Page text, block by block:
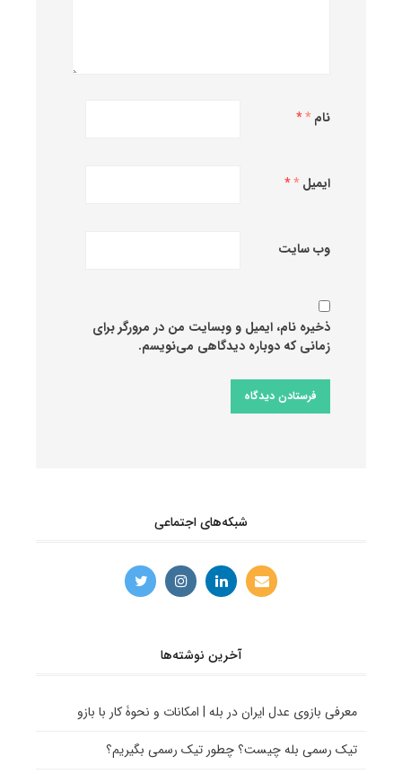
نام*
ایمیل*
وب‌ سایت
ذخیره نام، ایمیل و وبسایت من در مرورگر برای
زمانی که دوباره دیدگاهی می‌نویسم.
شبکه‌های اجتماعی
آخرین نوشته‌ها
معرفی بازوی عدل ایران در بله | امکانات و نحوۀ کار با بازو
تیک رسمی بله چیست؟ چطور تیک رسمی بگیریم؟